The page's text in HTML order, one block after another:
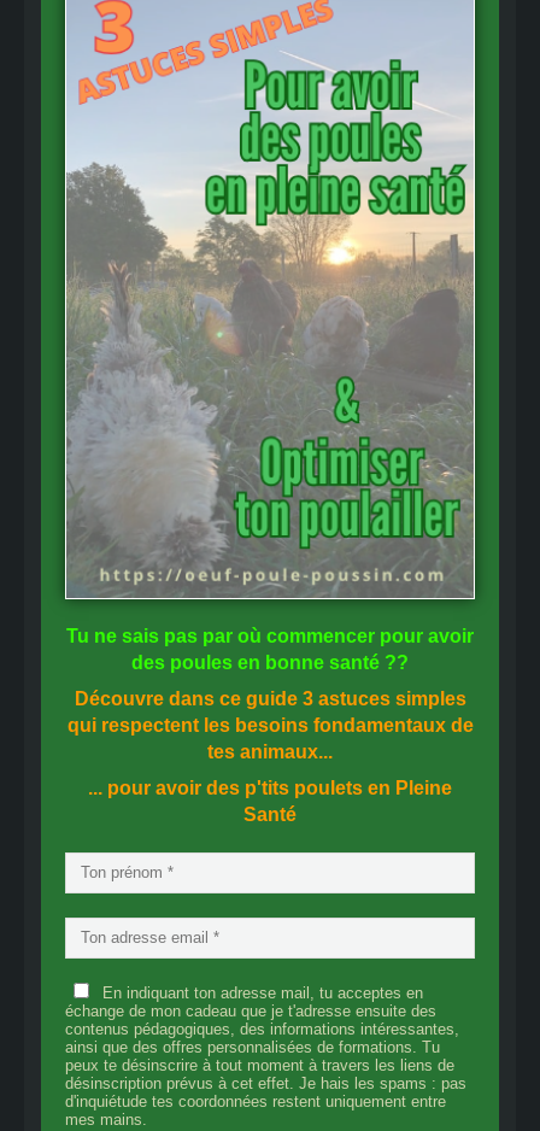
Tu ne sais pas par où commencer pour avoir
des poules en bonne santé ??
Découvre dans ce guide 3 astuces simples
qui respectent les besoins fondamentaux de
tes animaux...
... pour avoir des p'tits poulets en Pleine
Santé
En indiquant ton adresse mail, tu acceptes en
échange de mon cadeau que je t'adresse ensuite des
contenus pédagogiques, des informations intéressantes,
ainsi que des offres personnalisées de formations. Tu
peux te désinscrire à tout moment à travers les liens de
désinscription prévus à cet effet. Je hais les spams : pas
d'inquiétude tes coordonnées restent uniquement entre
mes mains.